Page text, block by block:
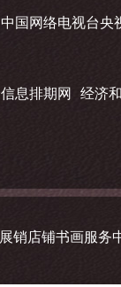
中国网络电视台央
息排期网 经济
销店铺书画服务